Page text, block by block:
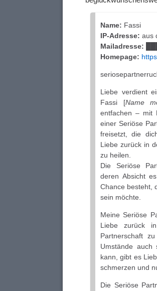
Name: Fassi
IP-Adresse: aus
Mailadresse:
Homepage:
Liebe verdient
Fassi [Name
entfachen – mit
einer Seriöse
freisetzt, die
Liebe zurück in
zu heilen.
Die Seriöse
deren Absicht
Chance besteht,
sein möchte.
Meine Seriöse
Liebe zurück
Partnerschaft
Umstände
kann, gibt es
schmerzen und
Die Seriöse